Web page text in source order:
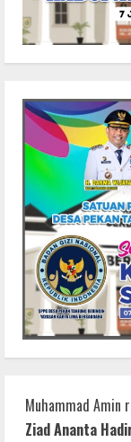
Muhammad Amin
Ziad Ananta